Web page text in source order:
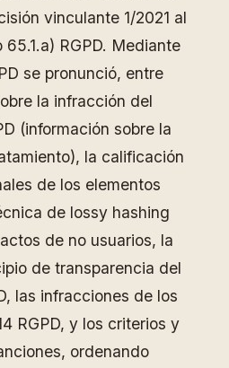
vinculante 1/2021 al
RGPD. Mediante
se pronunció, entre
la infracción del
(información sobre la
la calificación
de los elementos
de lossy hashing
de no usuarios, la
de transparencia del
las infracciones de los
RGPD, y los criterios y
ordenando